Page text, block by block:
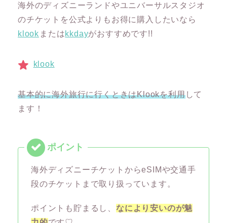
海外のディズニーランドやユニバーサルスタジオ
のチケットを公式よりもお得に購入したいなら
klook またはkkdayがおすすめです!!
klook
基本的に海外旅行に行くときはKlookを利用して
ます！
海外ディズニーチケットからeSIMや交通手
段のチケットまで取り扱っています。
ポイントも貯まるし、 なにより安いのが魅